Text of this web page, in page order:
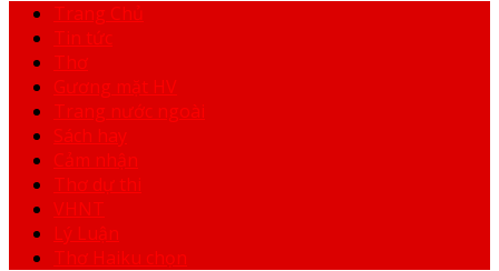
Trang Chủ
Tin tức
Thơ
Gương mặt HV
Trang nước ngoài
Sách hay
Cảm nhận
Thơ dự thi
VHNT
Lý Luận
Thơ Haiku chọn